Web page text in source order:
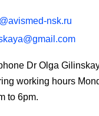
nsk.ru
Dr Olga
working hours
to 6pm.